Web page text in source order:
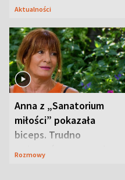
Aktualności
Anna z „Sanatorium
miłości” pokazała
biceps. Trudno
uwierzyć, co przeszła
Rozmowy